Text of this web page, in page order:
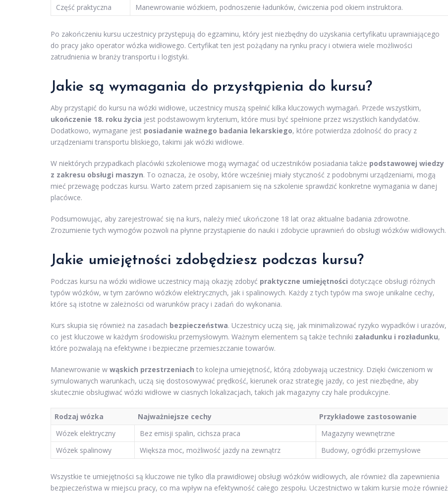
Część praktyczna
Manewrowanie wózkiem, podnoszenie ładunków, ćwiczenia pod okiem instruktora.
Po zakończeniu kursu uczestnicy przystępują do egzaminu, który jest niezbędny do uzyskania certyfikatu uprawniającego
do pracy jako operator wózka widłowego. Certyfikat ten jest pożądany na rynku pracy i otwiera wiele możliwości
zatrudnienia w branży transportu i logistyki.
Jakie są wymagania do przystąpienia do kursu?
Aby przystąpić do kursu na wózki widłowe, uczestnicy muszą spełnić kilka kluczowych wymagań. Przede wszystkim,
ukończenie 18. roku życia jest podstawowym kryterium, które musi być spełnione przez wszystkich kandydatów.
Dodatkowo, wymagane jest posiadanie ważnego badania lekarskiego, które potwierdza zdolność do pracy z
urządzeniami transportu bliskiego, takimi jak wózki widłowe.
W niektórych przypadkach placówki szkoleniowe mogą wymagać od uczestników posiadania także podstawowej wiedzy
z zakresu obsługi maszyn. To oznacza, że osoby, które wcześniej miały styczność z podobnymi urządzeniami, mogą
mieć przewagę podczas kursu. Warto zatem przed zapisaniem się na szkolenie sprawdzić konkretne wymagania w danej
placówce.
Podsumowując, aby zarejestrować się na kurs, należy mieć ukończone 18 lat oraz aktualne badania zdrowotne.
Zrozumienie tych wymogów pozwoli na płynne przystąpienie do nauki i zdobycie uprawnień do obsługi wózków widłowych.
Jakie umiejętności zdobędziesz podczas kursu?
Podczas kursu na wózki widłowe uczestnicy mają okazję zdobyć praktyczne umiejętności dotyczące obsługi różnych
typów wózków, w tym zarówno wózków elektrycznych, jak i spalinowych. Każdy z tych typów ma swoje unikalne cechy,
które są istotne w zależności od warunków pracy i zadań do wykonania.
Kurs skupia się również na zasadach bezpieczeństwa. Uczestnicy uczą się, jak minimalizować ryzyko wypadków i urazów,
co jest kluczowe w każdym środowisku przemysłowym. Ważnym elementem są także techniki załadunku i rozładunku,
które pozwalają na efektywne i bezpieczne przemieszczanie towarów.
Manewrowanie w wąskich przestrzeniach to kolejna umiejętność, którą zdobywają uczestnicy. Dzięki ćwiczeniom w
symulowanych warunkach, uczą się dostosowywać prędkość, kierunek oraz strategię jazdy, co jest niezbędne, aby
skutecznie obsługiwać wózki widłowe w ciasnych lokalizacjach, takich jak magazyny czy hale produkcyjne.
Rodzaj wózka Najważniejsze cechy
Przykładowe zastosowanie
Wózek elektryczny
Bez emisji spalin, cichsza praca
Magazyny wewnętrzne
Wózek spalinowy
Większa moc, możliwość jazdy na zewnątrz Budowy, ogródki przemysłowe
Wszystkie te umiejętności są kluczowe nie tylko dla prawidłowej obsługi wózków widłowych, ale również dla zapewnienia
bezpieczeństwa w miejscu pracy, co ma wpływ na efektywność całego zespołu. Uczestnictwo w takim kursie może również